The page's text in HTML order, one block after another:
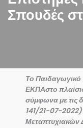
Σπουδές
Το
ΕΚΠΑστο
σύμφωνα με τις
141/21-07-
Μεταπτυχιακών